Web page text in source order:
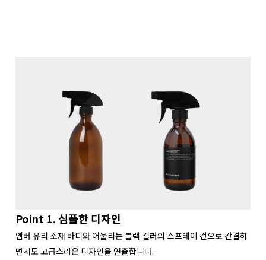
Point 1. 심플한 디자인
앰버 유리 소재 바디와 어울리는 블랙 컬러의 스프레이 건으로 간결하
면서도 고급스러운 디자인을 연출합니다.